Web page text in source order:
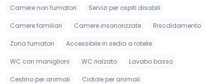
Camere non fumatori Servizi per ospiti disabili
Camere familiari Camere insonorizzate Riscaldamento
Zona fumatori Accessibile in sedia a rotelle
WC con maniglioni WC rialzato Lavabo basso
Cestino per animali Ciotole per animali